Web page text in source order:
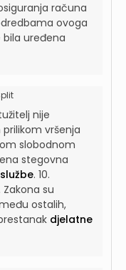
računa
ovoga
bila uređena
nije
vršenja
slobodnom
stegovna
. 10.
Zakona su
ostalih,
djelatne